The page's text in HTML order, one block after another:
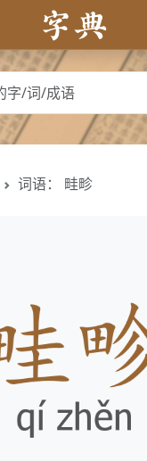
词语： 畦畛